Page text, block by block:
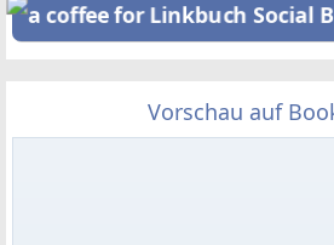
Vorschau auf